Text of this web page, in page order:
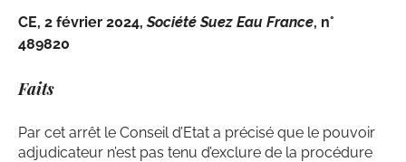
CE, 2 février 2024,Société Suez Eau France, n°
489820
Faits
Par cet arrêt le Conseil d’Etat a précisé que le pouvoir
adjudicateur n’est pas tenu d’exclure de la procédure